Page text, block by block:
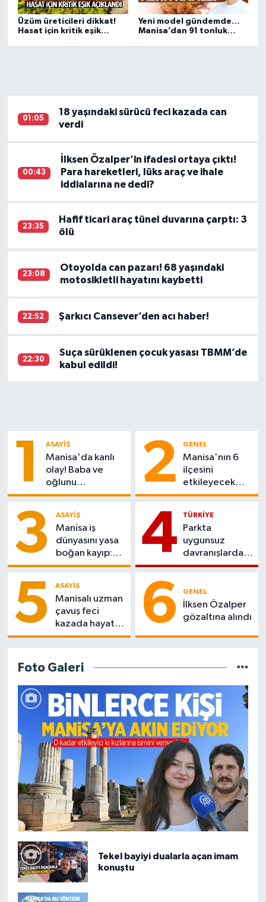
Üzüm üreticileri dikkat!
Hasat için kritik eşik
Yeni model gündemde…
Manisa’dan 91 tonluk
01:05
18 yaşındaki sürücü feci kazada can
verdi
00:43
İlksen Özalper’in ifadesi ortaya çıktı!
Para hareketleri, lüks araç ve ihale
iddialarına ne dedi?
23:35
Hafif ticari araç tünel duvarına çarptı: 3
ölü
23:08
Otoyolda can pazarı! 68 yaşındaki
motosikletli hayatını kaybetti
22:52 Şarkıcı Cansever’den acı haber!
22:30
Suça sürüklenen çocuk yasası TBMM’de
kabul edildi!
1 ASAYIŞ
Manisa'da kanlı
olay! Baba ve
oğlunu
motosikletle
yağdırdı
2 GENEL
Manisa'nın 6
ilçesini
etkileyecek
çalışma
3 ASAYIŞ
Manisa iş
dünyasını yasa
boğan kayıp:
Akın İzci
kaybetti
4 TÜRKIYE
Parkta
uygunsuz
davranışlarda
bulunan 2 kişi
5 ASAYIŞ
Manisalı uzman
çavuş feci
kazada hayatını
kaybetti
6 GENEL
İlksen Özalper
gözaltına alındı
Foto Galeri
Tekel bayiyi dualarla açan imam
konuştu